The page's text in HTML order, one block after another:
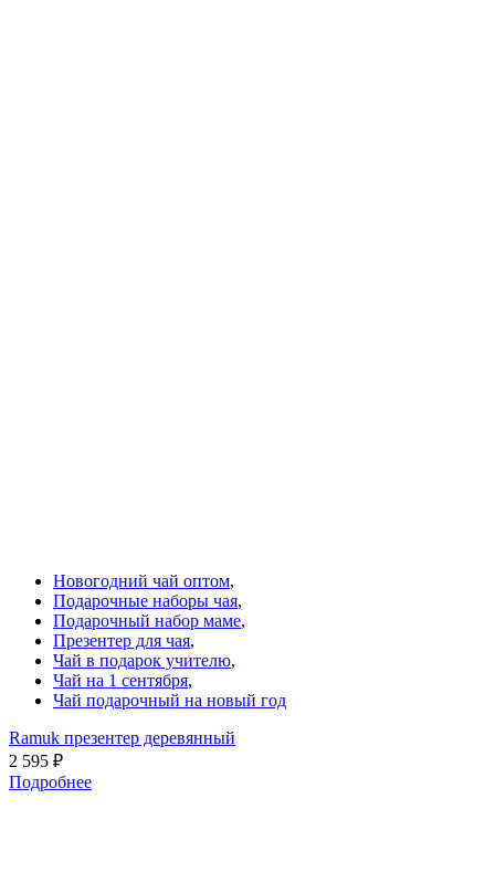
Новогодний чай оптом,
Подарочные наборы чая,
Подарочный набор маме,
Презентер для чая,
Чай в подарок учителю,
Чай на 1 сентября,
Чай подарочный на новый год
Ramuk презентер деревянный
2 595 ₽
Подробнее